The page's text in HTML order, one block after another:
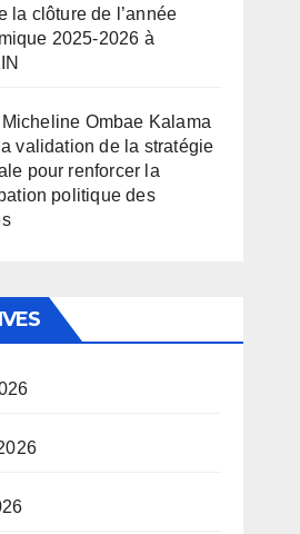
la clôture de l’année
2025-2026 à
Ombae Kalama
validation de la stratégie
pour renforcer la
politique des